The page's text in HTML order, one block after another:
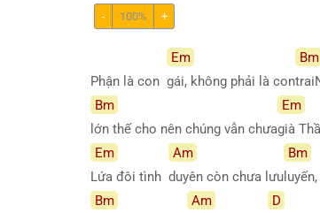
- 100% +
Phận là con
Em
gái, không phải là con
Bm
Bm
lớn thế cho nên chúng vẫn chưa
Em
già
Em
Lứa đôi tình
Am
duyên còn chưa lưu
Bm
Bm
Am
D